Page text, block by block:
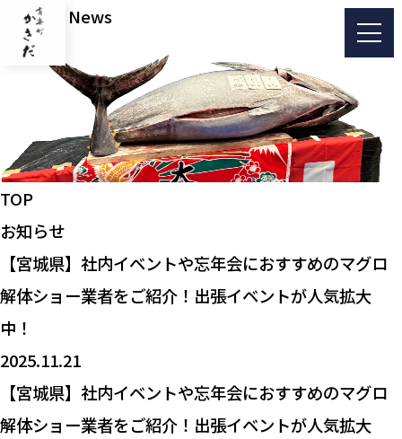
有楽町かきだ
お知らせ News
TOP
お知らせ
【宮城県】社内イベントや忘年会におすすめのマグロ
解体ショー業者をご紹介！出張イベントが人気拡大
中！
2025.11.21
【宮城県】社内イベントや忘年会におすすめのマグロ
解体ショー業者をご紹介！出張イベントが人気拡大